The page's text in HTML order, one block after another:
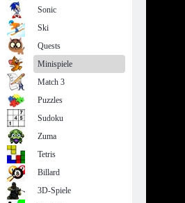
Sonic
Ski
Quests
Minispiele
Match 3
Puzzles
Sudoku
Zuma
Tetris
Billard
3D-Spiele